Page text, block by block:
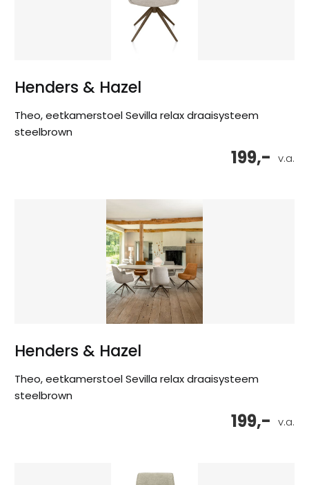
Henders & Hazel
Theo, eetkamerstoel Sevilla relax draaisysteem
steelbrown
v.a.
199,-
Henders & Hazel
Theo, eetkamerstoel Sevilla relax draaisysteem
steelbrown
v.a.
199,-